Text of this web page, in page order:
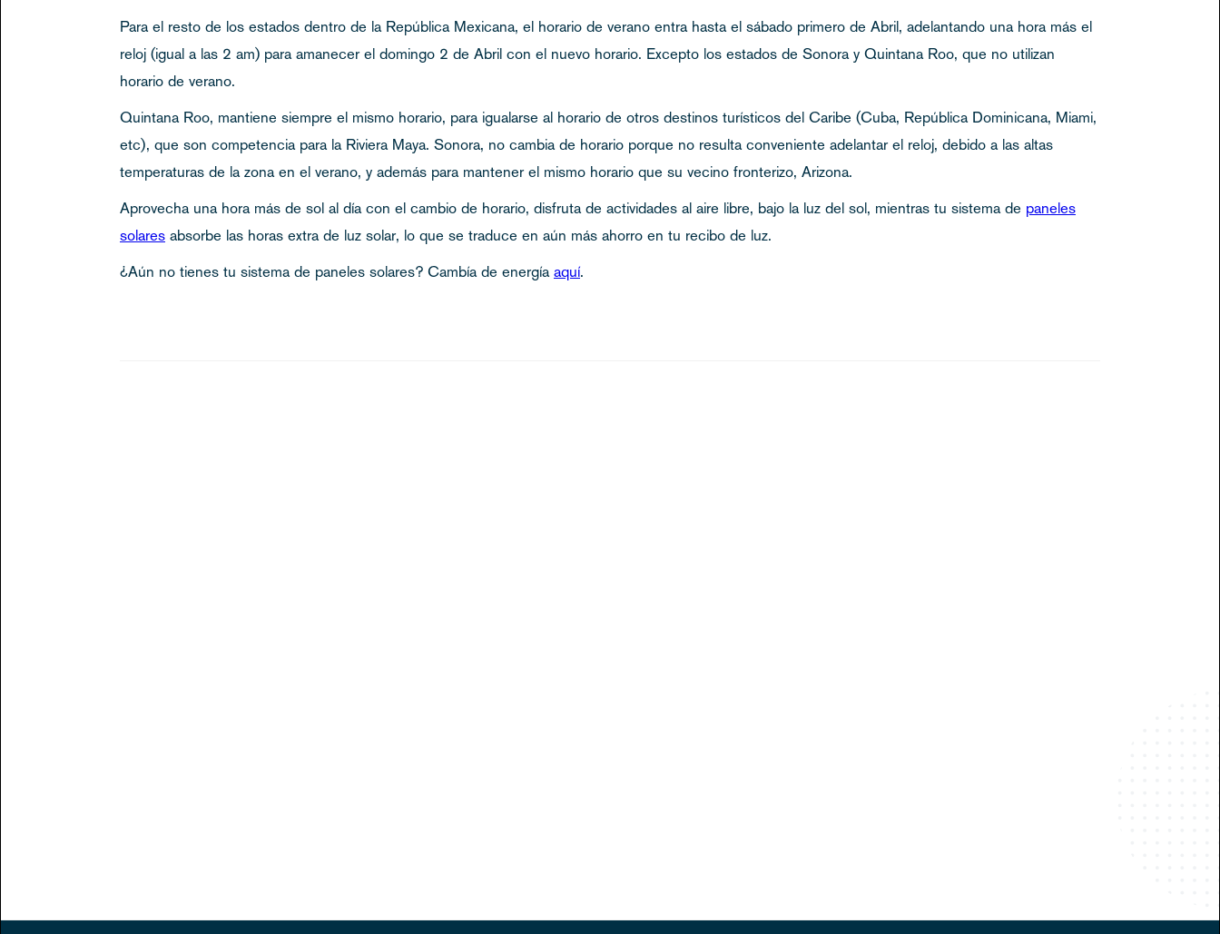
Para el resto de los estados dentro de la República Mexicana, el horario de verano entra hasta el sábado primero de Abril, adelantando una hora más el
reloj (igual a las 2 am) para amanecer el domingo 2 de Abril con el nuevo horario. Excepto los estados de Sonora y Quintana Roo, que no utilizan
horario de verano.
Quintana Roo, mantiene siempre el mismo horario, para igualarse al horario de otros destinos turísticos del Caribe (Cuba, República Dominicana, Miami,
etc), que son competencia para la Riviera Maya. Sonora, no cambia de horario porque no resulta conveniente adelantar el reloj, debido a las altas
temperaturas de la zona en el verano, y además para mantener el mismo horario que su vecino fronterizo, Arizona.
Aprovecha una hora más de sol al día con el cambio de horario, disfruta de actividades al aire libre, bajo la luz del sol, mientras tu sistema de paneles
solares absorbe las horas extra de luz solar, lo que se traduce en aún más ahorro en tu recibo de luz.
¿Aún no tienes tu sistema de paneles solares? Cambía de energía aquí.